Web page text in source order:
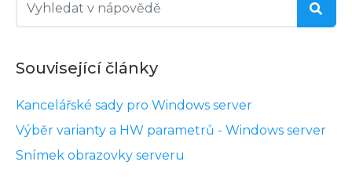
Související články
Kancelářské sady pro Windows server
Výběr varianty a HW parametrů - Windows server
Snímek obrazovky serveru